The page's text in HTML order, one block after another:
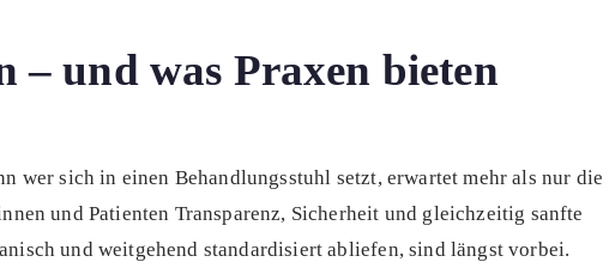
– und was Praxen bieten
wer sich in einen Behandlungsstuhl setzt, erwartet mehr als nur die
und Patienten Transparenz, Sicherheit und gleichzeitig sanfte
und weitgehend standardisiert abliefen, sind längst vorbei.